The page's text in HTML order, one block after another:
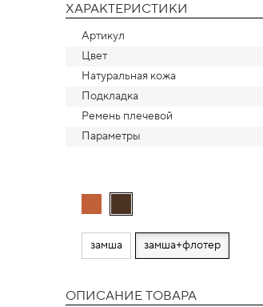
ХАРАКТЕРИСТИКИ
Артикул
Цвет
Натуральная кожа
Подкладка
Ремень плечевой
Параметры
замша замша+флотер
ОПИСАНИЕ ТОВАРА